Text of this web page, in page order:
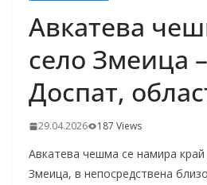
Авкатева
село Змеица
Доспат,
29.04.2026 187 Views
Авкатева чешма се намира
Змеица, в непосредствена